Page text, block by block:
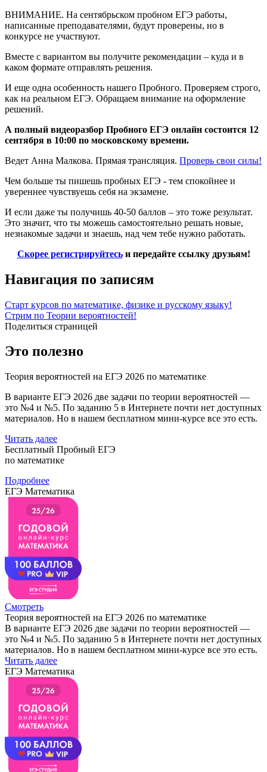
ВНИМАНИЕ. На сентябрьском пробном ЕГЭ работы,
написанные преподавателями, будут проверены, но в
конкурсе не участвуют.
Вместе с вариантом вы получите рекомендации – куда и в
каком формате отправлять решения.
И еще одна особенность нашего Пробного. Проверяем строго,
как на реальном ЕГЭ. Обращаем внимание на оформление
решений.
А полный видеоразбор Пробного ЕГЭ онлайн состоится 12
сентября в 10:00 по московскому времени.
Ведет Анна Малкова. Прямая трансляция. Проверь свои силы!
Чем больше ты пишешь пробных ЕГЭ - тем спокойнее и
увереннее чувствуешь себя на экзамене.
И если даже ты получишь 40-50 баллов – это тоже результат.
Это значит, что ты можешь самостоятельно решать новые,
незнакомые задачи и знаешь, над чем тебе нужно работать.
Скорее регистрируйтесьи передайте ссылку друзьям!
Навигация по записям
Cтарт курсов по математике, физике и русскому языку!
Стрим по Теории вероятностей!
Поделиться страницей
Это полезно
Теория вероятностей на ЕГЭ 2026 по математике
В варианте ЕГЭ 2026 две задачи по теории вероятностей —
это №4 и №5. По заданию 5 в Интернете почти нет доступных
материалов. Но в нашем бесплатном мини-курсе все это есть.
Читать далее
Бесплатный Пробный ЕГЭ
по математике
Подробнее
ЕГЭ Математика
Смотреть
Теория вероятностей на ЕГЭ 2026 по математике
В варианте ЕГЭ 2026 две задачи по теории вероятностей —
это №4 и №5. По заданию 5 в Интернете почти нет доступных
материалов. Но в нашем бесплатном мини-курсе все это есть.
Читать далее
ЕГЭ Математика